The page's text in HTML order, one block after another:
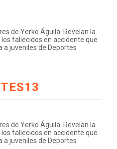
de Yerko Águila: Revelan la
fallecidos en accidente que
a juveniles de Deportes
de Yerko Águila: Revelan la
fallecidos en accidente que
a juveniles de Deportes